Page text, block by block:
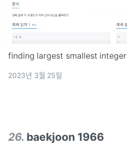
finding largest smallest integer
2023년 3월 25일
26. baekjoon 1966